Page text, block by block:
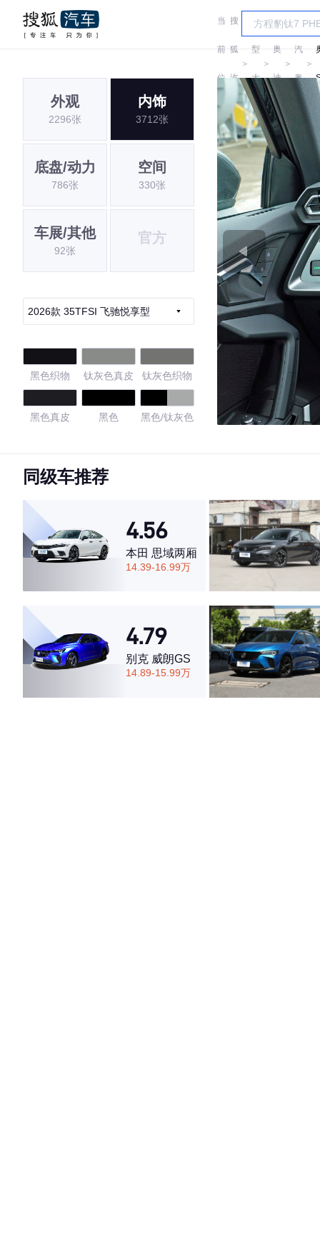
当
前
位
置:
搜
狐
汽
车
＞
车
型
大
全
＞
奥
迪
＞
一
汽
奥
＞
外观
2296张
内饰
3712张
底盘/动力
786张
空间
330张
车展/其他
92张
官方
2026款 35TFSI 飞驰悦享型
黑色织物 钛灰色真皮 钛灰色织物
黑色真皮 黑色 黑色/钛灰色
4.58
·外观表现较为优秀，优于69%同级车
·空间表现一般，低于80%同级车
同级车推荐
4.56
本田 思域两厢
14.39-16.99万
4.79
别克 威朗GS
14.89-15.99万